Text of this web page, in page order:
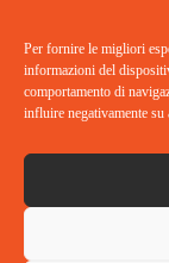
Per fornire le migliori
informazioni del
comportamento di
influire negativamente su